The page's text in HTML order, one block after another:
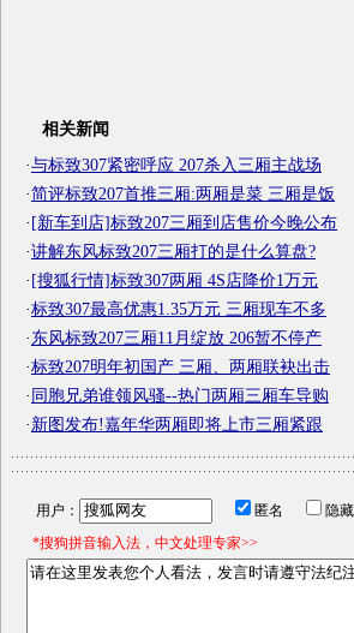
相关新闻
·与标致307紧密呼应 207杀入三厢主战场
·简评标致207首推三厢:两厢是菜 三厢是饭
·[新车到店]标致207三厢到店售价今晚公布
·讲解东风标致207三厢打的是什么算盘?
·[搜狐行情]标致307两厢 4S店降价1万元
·标致307最高优惠1.35万元 三厢现车不多
·东风标致207三厢11月绽放 206暂不停产
·标致207明年初国产 三厢、两厢联袂出击
·同胞兄弟谁领风骚--热门两厢三厢车导购
·新图发布!嘉年华两厢即将上市三厢紧跟
用户： 匿名 隐
*搜狗拼音输入法，中文处理专家>>